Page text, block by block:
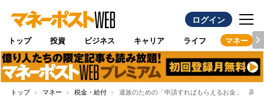
ログイン
トップ 投資 ビジネス キャリア ライフ マネー
トップ マネー 税金・給付 遺族のための「申請すればもらえるお金」 高額